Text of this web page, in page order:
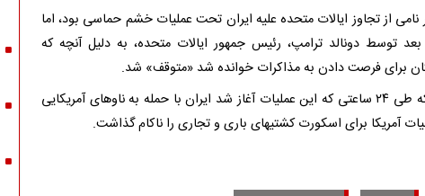
نامی از تجاوز ایالات متحده علیه ایران تحت عملیات خشم حماسی بود، اما
توسط دونالد ترامپ، رئیس جمهور ایالات متحده، به دلیل آنچه که
برای فرصت دادن به مذاکرات خوانده شد «متوقف» شد.
این درحالیست که طی ۲۴ ساعتی که این عملیات آغاز شد ایران با حمله به ناوهای آمریکایی
آمریکا برای اسکورت کشتیهای باری و تجاری را ناکام گذاشت.